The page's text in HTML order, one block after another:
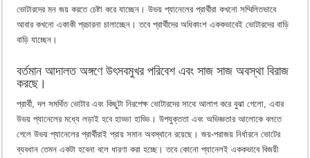
ভোটারদের মন জয় করতে চেষ্টা করে যাচ্ছেন। উভয় প্যানেলের প্রার্থীরা কখনো সম্মিলিতভাবে
আবার কখনো একাকী প্রচারনা চালাচ্ছেন। তবে প্রার্থীদের অধিকাংশ এককভাবেই ভোটারদের বাড়ি
বাড়ি যাচ্ছেন।
বর্তমান আদালত অঙ্গণে উৎসবমুখর পরিবেশ এবং সাজ সাজ অবস্থা বিরাজ
করছে।
প্রার্থী, দল সমর্থিত ভোটার এবং কিছুটা নিরপেক্ষ ভোটারদের সাথে আলাপ করে বুঝা গেলো, এবার
উভয় প্যানেলের মধ্যে লড়াই হবে হাড্ডা হাড্ডি। উপযুক্ততা এবং অভিজ্ঞতার আলোকে বলতে
গেলে উভয় প্যানেলের প্রার্থীরাই প্রায় সমান অবস্থানে রয়েছে। জয়-পরাজয় নির্ধারনে ভোটের
ব্যবধান তেমন একটা হবেনা বলে ধারণা করা হচ্ছে। তবে কোনো প্যানেলই এককভাবে বিজয়ী